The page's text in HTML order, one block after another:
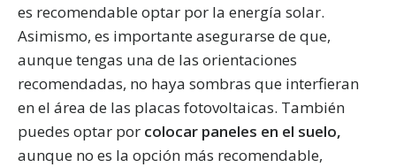
es recomendable optar por la energía solar.
Asimismo, es importante asegurarse de que,
aunque tengas una de las orientaciones
recomendadas, no haya sombras que interfieran
en el área de las placas fotovoltaicas. También
puedes optar por colocar paneles en el suelo,
aunque no es la opción más recomendable,